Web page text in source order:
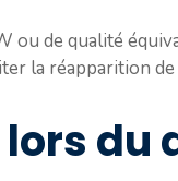
ou de qualité
la réapparition
du